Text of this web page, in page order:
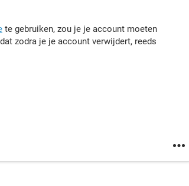
te gebruiken, zou je je account moeten
zodra je je account verwijdert, reeds